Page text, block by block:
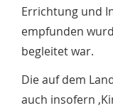
Errichtung und
empfunden
begleitet war.
Die auf dem
auch insofern